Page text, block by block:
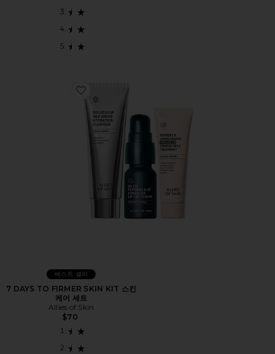
Favorite 7 DAYS TO FIRMER SKIN KIT 스킨케어 세트
베스트 셀러
7 DAYS TO FIRMER SKIN KIT 스킨
케어 세트
Allies of Skin
$70